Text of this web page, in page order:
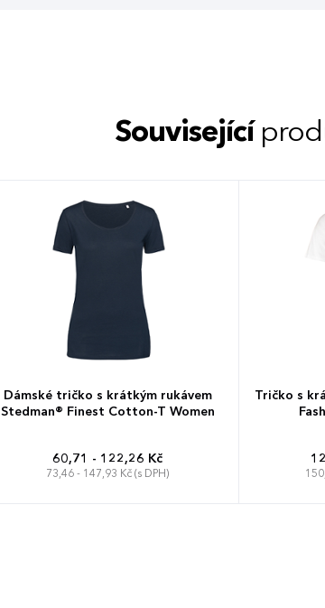
Související
Dámské tričko s krátkým rukávem
Stedman® Finest Cotton-T Women
60,71 - 122,26 Kč
73,46 - 147,93 Kč (s DPH)
Tričko s